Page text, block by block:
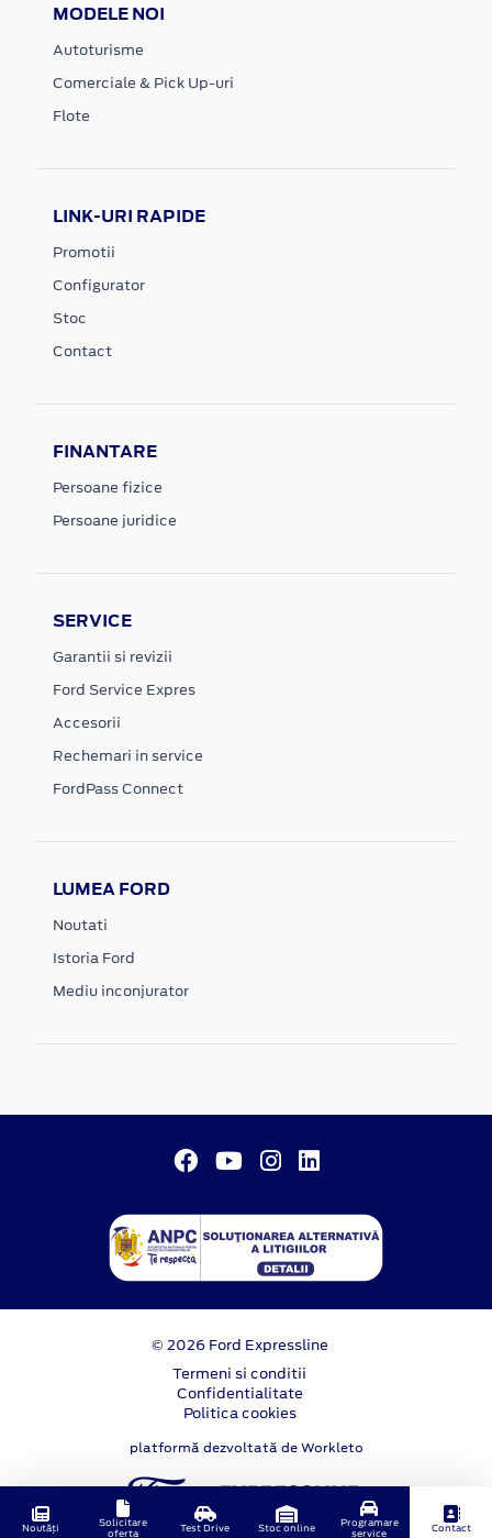
MODELE NOI
Autoturisme
Comerciale & Pick Up-uri
Flote
LINK-URI RAPIDE
Promotii
Configurator
Stoc
Contact
FINANTARE
Persoane fizice
Persoane juridice
SERVICE
Garantii si revizii
Ford Service Expres
Accesorii
Rechemari in service
FordPass Connect
LUMEA FORD
Noutati
Istoria Ford
Mediu inconjurator
© 2026 Ford Expressline
Termeni si conditii
Confidentialitate
Politica cookies
platformă dezvoltată de Workleto
Noutăți
Solicitare
oferta
Test Drive Stoc online
Programare
service
Contact